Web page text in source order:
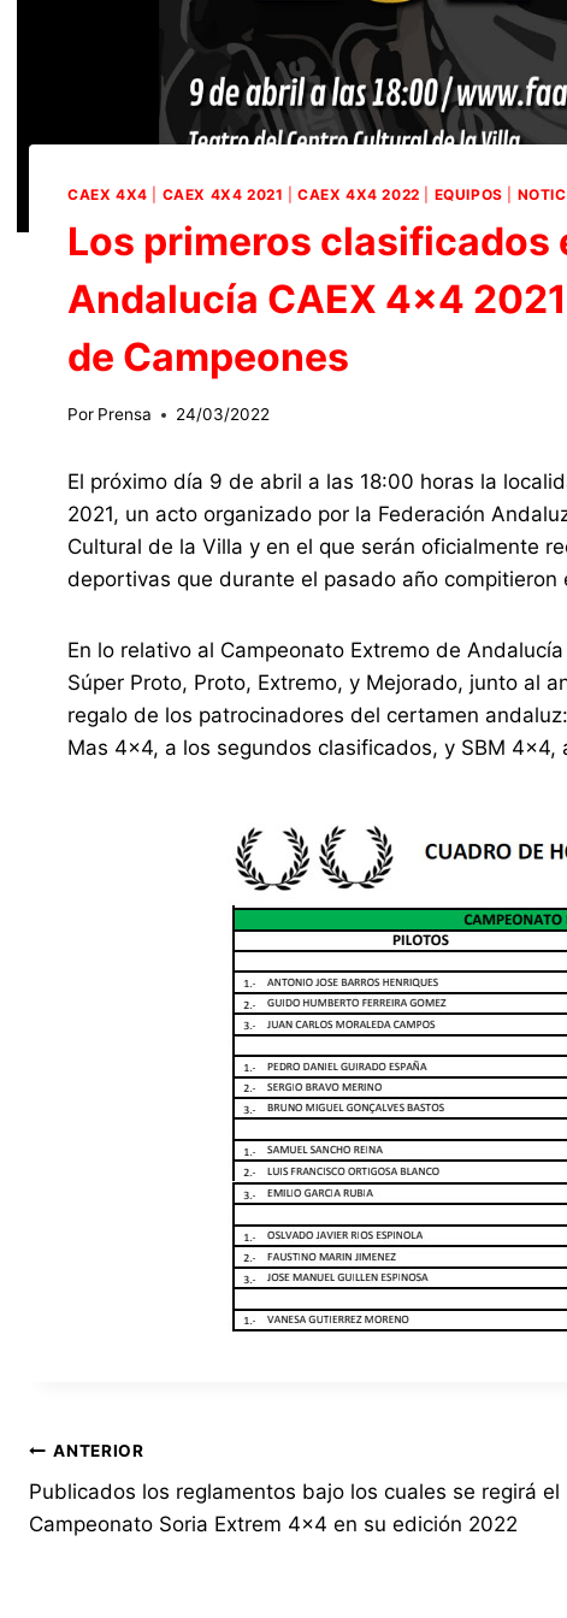
CAEX 4X4 CAEX 4X4 2021 |CAEX 4X4 2022 EQUIPOS
Los primeros clasificados
Andalucía CAEX 4×4
de Campeones
Por Prensa 24/03/2022
El próximo día 9 de abril a las 18:00 horas la
2021, un acto organizado por la Federación
Cultural de la Villa y en el que serán oficialmente
deportivas que durante el pasado año
En lo relativo al Campeonato Extremo de
Súper Proto, Proto, Extremo, y Mejorado, junto al
regalo de los patrocinadores del certamen
Mas 4×4, a los segundos clasificados, y SBM 4×4,
Navegación
de
ANTERIOR
Publicados los reglamentos bajo los cuales se regirá el
Campeonato Soria Extrem 4×4 en su edición 2022